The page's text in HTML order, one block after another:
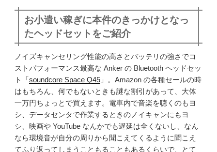
お小遣い稼ぎに本件のきっかけとなっ
たヘッドセットをご紹介
ノイズキャンセリング性能の高さとバッテリの強さでコ
ストパフォーマンス最高な Anker の Bluetooth ヘッドセッ
ト「soundcore Space Q45 」。Amazon の各種セールの時
はもちろん、何でもないときも謎な割引があって、大体
一万円ちょっとで買えます。電車内で音楽を聴くのもヨ
シ、データセンタで作業するときのノイキャンにもヨ
シ、映画や YouTube なんかでも遅延は全くないし、なん
なら環境音が自分の周りから聞こえてくるように聞こえ
てふり返ってしまうこともることもあるくらいで、とて